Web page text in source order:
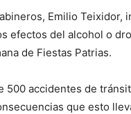
Emilio Teixidor,
efectos del alcohol o
de Fiestas Patrias.
500 accidentes de
que esto